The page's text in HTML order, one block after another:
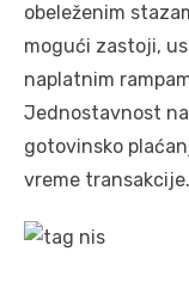
obeleženim
mogući zastoji,
naplatnim
Jednostavnost
gotovinsko
vreme transakcije.